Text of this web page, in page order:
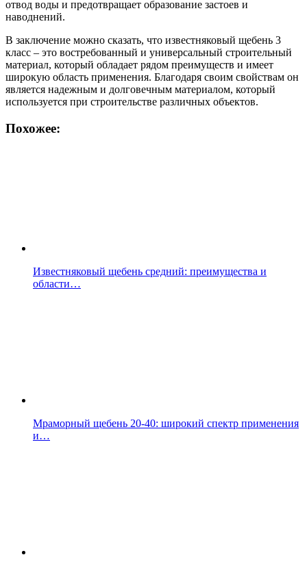
отвод воды и предотвращает образование застоев и
наводнений.
В заключение можно сказать, что известняковый щебень 3
класс – это востребованный и универсальный строительный
материал, который обладает рядом преимуществ и имеет
широкую область применения. Благодаря своим свойствам он
является надежным и долговечным материалом, который
используется при строительстве различных объектов.
Похожее:
Известняковый щебень средний: преимущества и
области…
Мраморный щебень 20-40: широкий спектр применения
и…